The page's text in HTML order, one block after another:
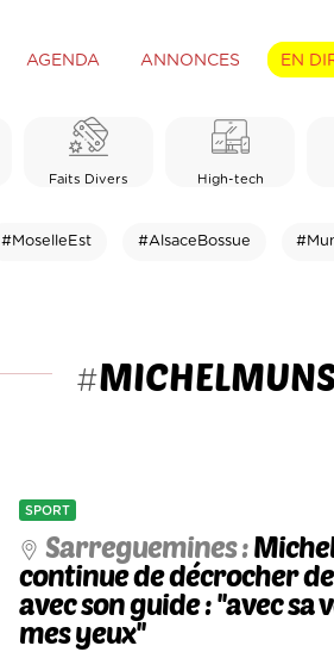
AGENDA ANNONCES EN
Faits Divers High-tech
#MoselleEst #AlsaceBossue
#
SPORT
Sarreguemines :
continue de décrocher
avec son guide : ''avec sa
mes yeux''